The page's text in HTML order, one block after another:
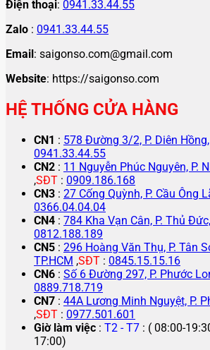
Điện thoại: 0941.33.44.55
Zalo : 0941.33.44.55
Email: saigonso.com@gmail.com
Website: https://saigonso.com
HỆ THỐNG CỬA HÀNG
CN1 : 578 Đường 3/2, P. Diên Hồng,
0941.33.44.55
CN2 : 11 Nguyễn Phúc Nguyên, P.
,SĐT : 0909.186.168
CN3 : 27 Cống Quỳnh, P. Cầu Ông
0366.04.04.04
CN4 : 784 Kha Vạn Cân, P. Thủ
0812.188.189
CN5 : 296 Hoàng Văn Thụ, P. Tân
TP.HCM ,SĐT : 0845.15.15.16
CN6 : Số 6 Đường 297, P. Phước
0889.718.719
CN7 : 44A Lương Minh Nguyệt, P.
,SĐT : 0977.501.601
Giờ làm việc : T2 - T7 : ( 08:00-
17:00)